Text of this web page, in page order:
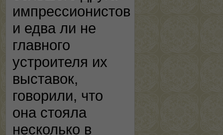
импрессионистов
и едва ли не
главного
устроителя их
выставок,
говорили, что
она стояла
несколько в